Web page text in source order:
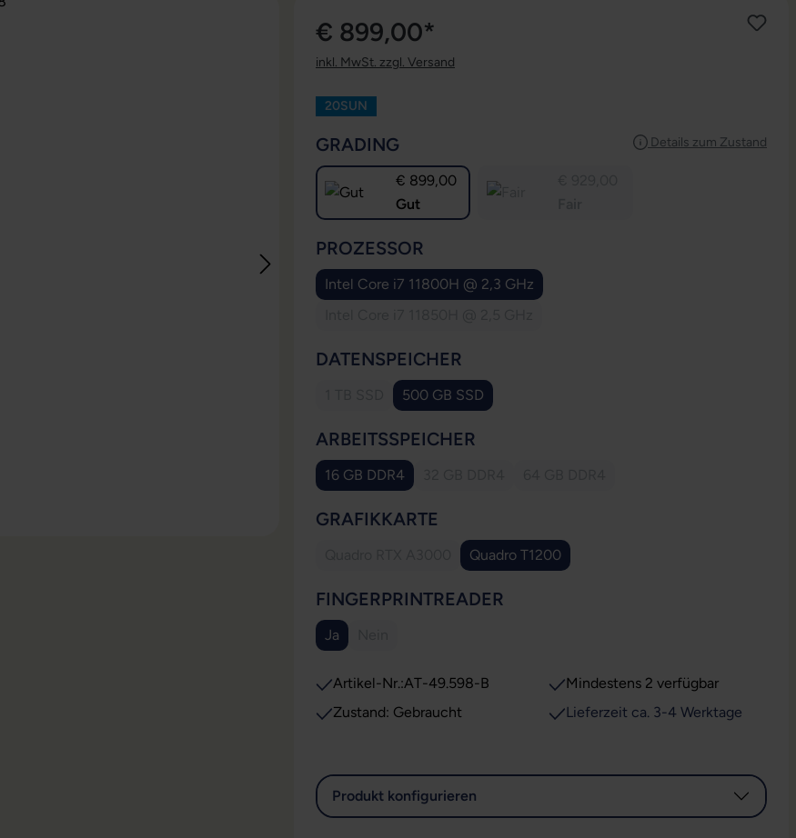
€ 899,00*
inkl. MwSt. zzgl. Versand
20SUN
Details zum Zustand
GRADING
€ 899,00
Gut
PROZESSOR
Intel Core i7 11800H @ 2,3 GHz
DATENSPEICHER
(Diese Option ist zurzeit nicht verfügbar.)
500 GB SSD
ARBEITSSPEICHER
16 GB DDR4
GRAFIKKARTE
(Diese Option ist zurzeit nicht verfügbar.)
Quadro T1200
FINGERPRINTREADER
Ja
Artikel-Nr.:AT-49.598-B
Zustand: Gebraucht
Mindestens 2 verfügbar
Lieferzeit ca. 3-4 Werktage
Produkt konfigurieren